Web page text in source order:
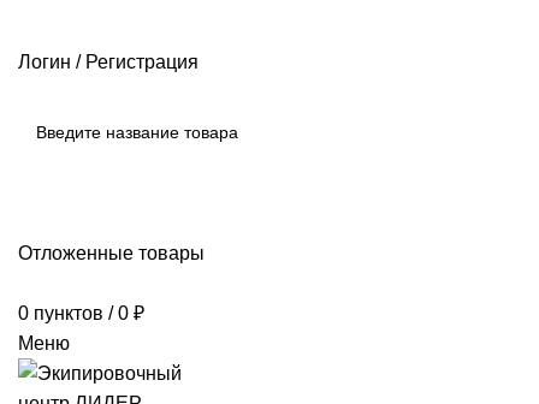
Логин / Регистрация
Отложенные товары
0 пунктов / 0 ₽
Меню